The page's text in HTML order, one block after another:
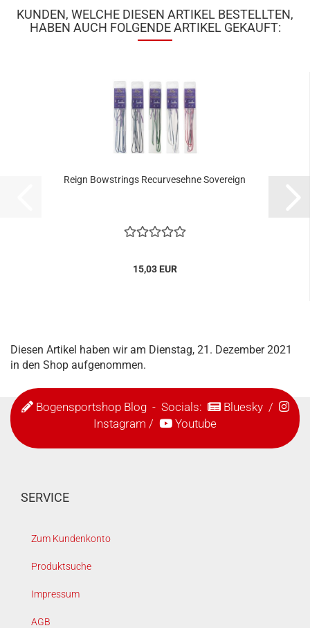
KUNDEN, WELCHE DIESEN ARTIKEL BESTELLTEN,
HABEN AUCH FOLGENDE ARTIKEL GEKAUFT:
Reign Bowstrings Recurvesehne Sovereign
15,03 EUR
Diesen Artikel haben wir am Dienstag, 21. Dezember 2021
in den Shop aufgenommen.
Bogensportshop Blog- Socials: Bluesky/
Instagram / Youtube
SERVICE
Zum Kundenkonto
Produktsuche
Impressum
AGB